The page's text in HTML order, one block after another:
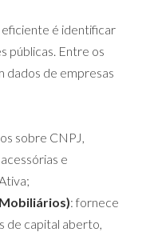
eficiente é identificar
públicas. Entre os
dados de empresas
sobre CNPJ,
e
: fornece
de capital aberto,